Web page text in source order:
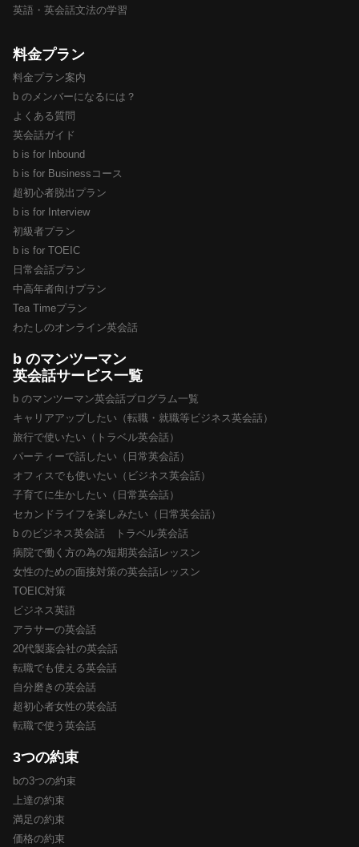
英語・英会話文法の学習
料金プラン
料金プラン案内
b のメンバーになるには？
よくある質問
英会話ガイド
b is for Inbound
b is for Businessコース
超初心者脱出プラン
b is for Interview
初級者プラン
b is for TOEIC
日常会話プラン
中高年者向けプラン
Tea Timeプラン
わたしのオンライン英会話
b のマンツーマン
英会話サービス一覧
b のマンツーマン英会話プログラム一覧
キャリアアップしたい（転職・就職等ビジネス英会話）
旅行で使いたい（トラベル英会話）
パーティーで話したい（日常英会話）
オフィスでも使いたい（ビジネス英会話）
子育てに生かしたい（日常英会話）
セカンドライフを楽しみたい（日常英会話）
b のビジネス英会話 トラベル英会話
病院で働く方の為の短期英会話レッスン
女性のための面接対策の英会話レッスン
TOEIC対策
ビジネス英語
アラサーの英会話
20代製薬会社の英会話
転職でも使える英会話
自分磨きの英会話
超初心者女性の英会話
転職で使う英会話
3つの約束
bの3つの約束
上達の約束
満足の約束
価格の約束